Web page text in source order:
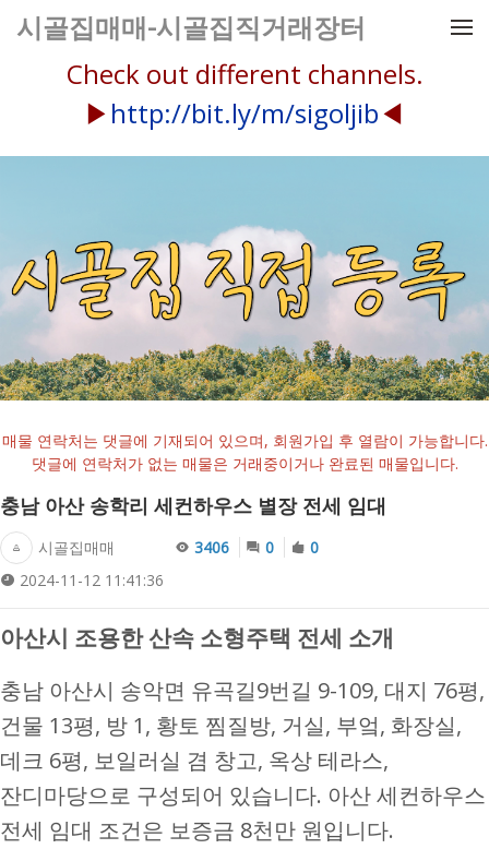
메뉴 건너뛰기
시골집매매-시골집직거래장터
Check out different channels.
▶http://bit.ly/m/sigoljib◀
매물 연락처는 댓글에 기재되어 있으며, 회원가입 후 열람이 가능합니다.
댓글에 연락처가 없는 매물은 거래중이거나 완료된 매물입니다.
충남 아산 송학리 세컨하우스 별장 전세 임대
시골집매매
2024-11-12 11:41:36
3406 0 0
아산시 조용한 산속 소형주택 전세 소개
충남 아산시 송악면 유곡길9번길 9-109, 대지 76평,
건물 13평, 방 1, 황토 찜질방, 거실, 부엌, 화장실,
데크 6평, 보일러실 겸 창고, 옥상 테라스,
잔디마당으로 구성되어 있습니다. 아산 세컨하우스
전세 임대 조건은 보증금 8천만 원입니다.